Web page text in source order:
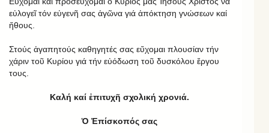
εὐλογεῖ τόν εὐγενῆ σας ἀγῶνα γιά ἀπόκτηση γνώσεων καί
ἤθους.
Στούς ἀγαπητούς καθηγητές σας εὔχομαι πλουσίαν τήν
χάριν τοῦ Κυρίου γιά τήν εὐόδωση τοῦ δυσκόλου ἔργου
τους.
Καλή καί ἐπιτυχῆ σχολική χρονιά.
Ὁ Ἐπίσκοπός σας